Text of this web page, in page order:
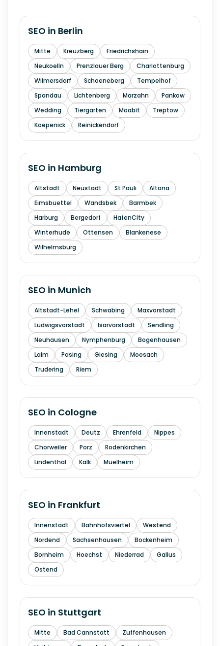
SEO in Berlin
Mitte Kreuzberg
Friedrichshain
Neukoelln
Prenzlauer Berg
Charlottenburg
Wilmersdorf
Schoeneberg
Tempelhof
Spandau
Lichtenberg Marzahn
Pankow
Wedding
Tiergarten Moabit
Treptow
Koepenick
Reinickendorf
SEO in Hamburg
Altstadt Neustadt St Pauli
Altona
Eimsbuettel
Wandsbek
Barmbek
Harburg
Bergedorf
HafenCity
Winterhude
Ottensen
Blankenese
Wilhelmsburg
SEO in Munich
Altstadt-Lehel Schwabing
Maxvorstadt
Ludwigsvorstadt
Isarvorstadt
Sendling
Neuhausen
Nymphenburg
Bogenhausen
Laim
Pasing Giesing
Moosach
Trudering
Riem
SEO in Cologne
Innenstadt Deutz Ehrenfeld
Nippes
Chorweiler
Porz
Rodenkirchen
Lindenthal
Kalk Muelheim
SEO in Frankfurt
Innenstadt Bahnhofsviertel
Westend
Nordend
Sachsenhausen
Bockenheim
Bornheim
Hoechst Niederrad
Gallus
Ostend
SEO in Stuttgart
Mitte Bad Cannstatt
Zuffenhausen